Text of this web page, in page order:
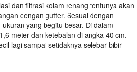
dan filtrasi kolam renang tentunya akan
dengan gutter. Sesuai dengan
yang begitu besar. Di dalam
meter dan ketebalan di angka 40 cm.
lagi sampai setidaknya selebar bibir